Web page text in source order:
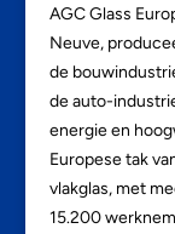
AGC Glass
Neuve,
de
de auto-
energie en
Europese tak
vlakglas, met
15.200